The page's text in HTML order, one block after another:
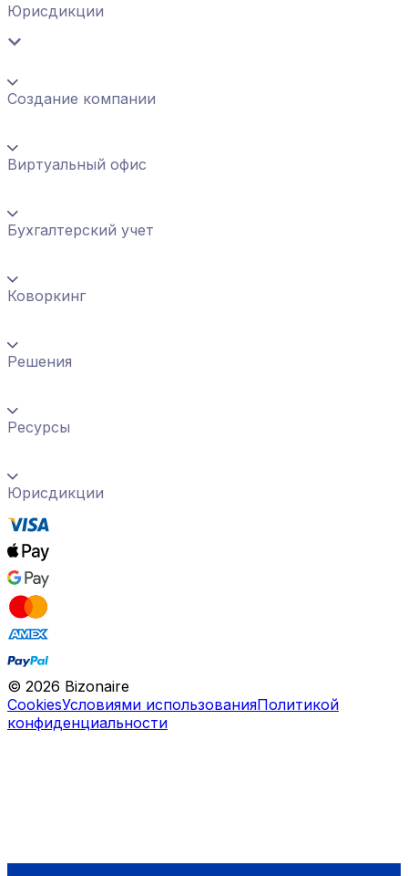
Юрисдикции
Создание компании
Виртуальный офис
Бухгалтерский учет
Коворкинг
Решения
Ресурсы
Юрисдикции
© 2026 Bizonaire
CookiesУсловиями использованияПолитикой
конфиденциальности